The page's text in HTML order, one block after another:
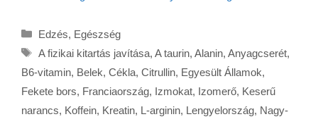
Kategória
Edzés, Egészség
Címkék
A fizikai kitartás javítása, A taurin, Alanin, Anyagcserét,
B6-vitamin, Belek, Cékla, Citrullin, Egyesült Államok,
Fekete bors, Franciaország, Izmokat, Izomerő, Keserű
narancs, Koffein, Kreatin, L-arginin, Lengyelország, Nagy-